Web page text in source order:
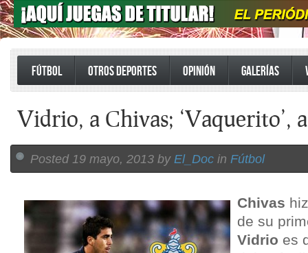
FÚTBOL OTROS DEPORTES OPINIÓN GALERÍAS
Vidrio, a Chivas; ‘Vaquerito’,
Posted 19 mayo, 2013 by El_Doc in Fútbol
Chivas
de su
Vidrio es